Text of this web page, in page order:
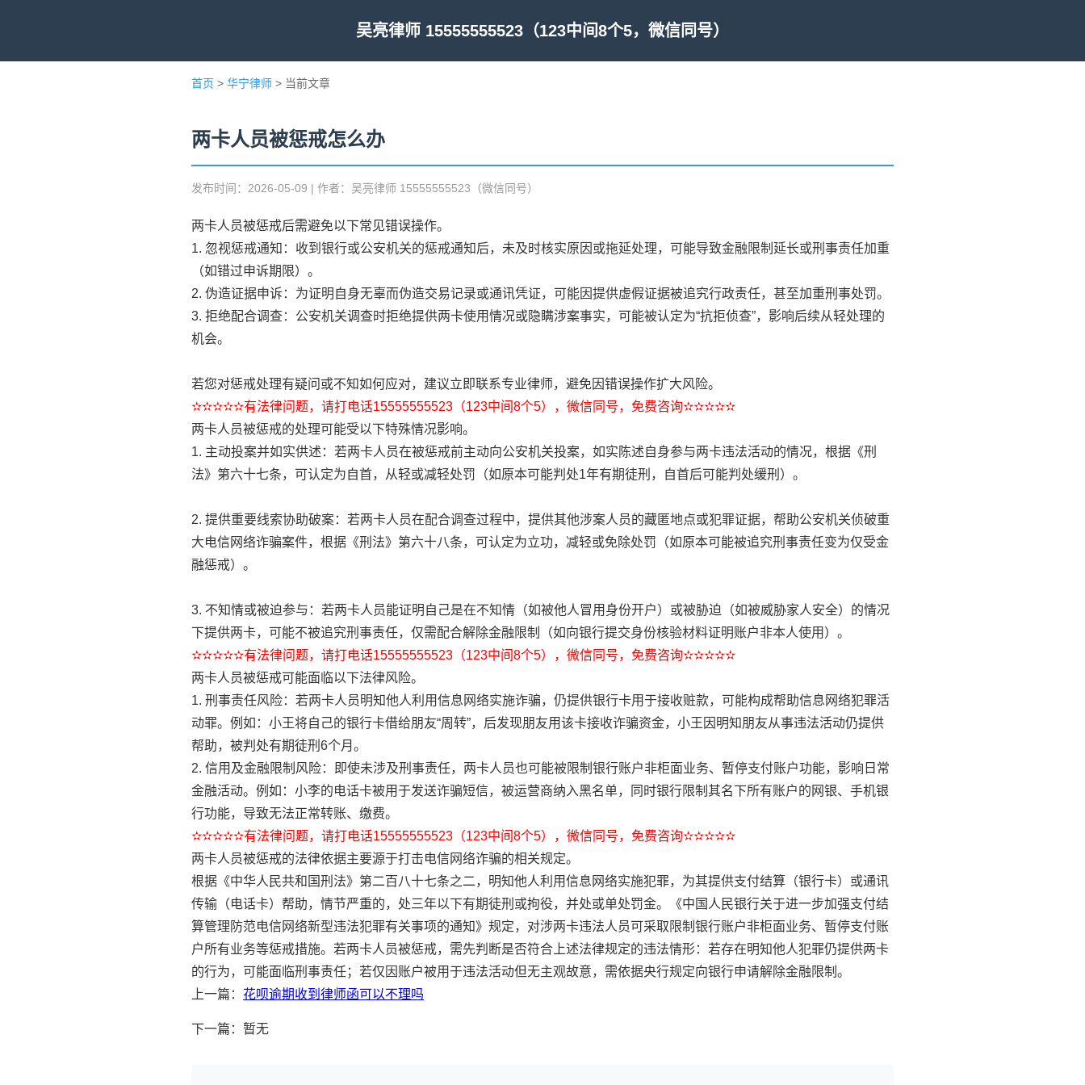
吴亮律师 15555555523（123中间8个5，微信同号）
首页 > 华宁律师 > 当前文章
两卡人员被惩戒怎么办
发布时间：2026-05-09 | 作者：吴亮律师 15555555523（微信同号）
两卡人员被惩戒后需避免以下常见错误操作。
1. 忽视惩戒通知：收到银行或公安机关的惩戒通知后，未及时核实原因或拖延处理，可能导致金融限制延长或刑事责任加重
（如错过申诉期限）。
2. 伪造证据申诉：为证明自身无辜而伪造交易记录或通讯凭证，可能因提供虚假证据被追究行政责任，甚至加重刑事处罚。
3. 拒绝配合调查：公安机关调查时拒绝提供两卡使用情况或隐瞒涉案事实，可能被认定为“抗拒侦查”，影响后续从轻处理的
机会。
若您对惩戒处理有疑问或不知如何应对，建议立即联系专业律师，避免因错误操作扩大风险。
✫✫✫✫✫有法律问题，请打电话15555555523（123中间8个5），微信同号，免费咨询✫✫✫✫✫
两卡人员被惩戒的处理可能受以下特殊情况影响。
1. 主动投案并如实供述：若两卡人员在被惩戒前主动向公安机关投案，如实陈述自身参与两卡违法活动的情况，根据《刑
法》第六十七条，可认定为自首，从轻或减轻处罚（如原本可能判处1年有期徒刑，自首后可能判处缓刑）。
2. 提供重要线索协助破案：若两卡人员在配合调查过程中，提供其他涉案人员的藏匿地点或犯罪证据，帮助公安机关侦破重
大电信网络诈骗案件，根据《刑法》第六十八条，可认定为立功，减轻或免除处罚（如原本可能被追究刑事责任变为仅受金
融惩戒）。
3. 不知情或被迫参与：若两卡人员能证明自己是在不知情（如被他人冒用身份开户）或被胁迫（如被威胁家人安全）的情况
下提供两卡，可能不被追究刑事责任，仅需配合解除金融限制（如向银行提交身份核验材料证明账户非本人使用）。
✫✫✫✫✫有法律问题，请打电话15555555523（123中间8个5），微信同号，免费咨询✫✫✫✫✫
两卡人员被惩戒可能面临以下法律风险。
1. 刑事责任风险：若两卡人员明知他人利用信息网络实施诈骗，仍提供银行卡用于接收赃款，可能构成帮助信息网络犯罪活
动罪。例如：小王将自己的银行卡借给朋友“周转”，后发现朋友用该卡接收诈骗资金，小王因明知朋友从事违法活动仍提供
帮助，被判处有期徒刑6个月。
2. 信用及金融限制风险：即使未涉及刑事责任，两卡人员也可能被限制银行账户非柜面业务、暂停支付账户功能，影响日常
金融活动。例如：小李的电话卡被用于发送诈骗短信，被运营商纳入黑名单，同时银行限制其名下所有账户的网银、手机银
行功能，导致无法正常转账、缴费。
✫✫✫✫✫有法律问题，请打电话15555555523（123中间8个5），微信同号，免费咨询✫✫✫✫✫
两卡人员被惩戒的法律依据主要源于打击电信网络诈骗的相关规定。
根据《中华人民共和国刑法》第二百八十七条之二，明知他人利用信息网络实施犯罪，为其提供支付结算（银行卡）或通讯
传输（电话卡）帮助，情节严重的，处三年以下有期徒刑或拘役，并处或单处罚金。《中国人民银行关于进一步加强支付结
算管理防范电信网络新型违法犯罪有关事项的通知》规定，对涉两卡违法人员可采取限制银行账户非柜面业务、暂停支付账
户所有业务等惩戒措施。若两卡人员被惩戒，需先判断是否符合上述法律规定的违法情形：若存在明知他人犯罪仍提供两卡
的行为，可能面临刑事责任；若仅因账户被用于违法活动但无主观故意，需依据央行规定向银行申请解除金融限制。
上一篇： 花呗逾期收到律师函可以不理吗
下一篇：暂无